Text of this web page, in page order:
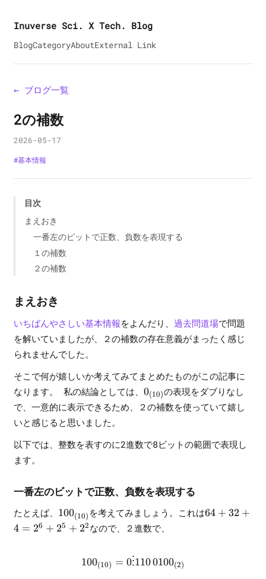
Inuverse Sci. X Tech. Blog
BlogCategoryAboutExternal Link
← ブログ一覧
2の補数
2026-05-17
#基本情報
目次
まえおき
一番左のビットで正数、負数を表現する
１の補数
２の補数
まえおき
いちばんやさしい基本情報をよんだり、 過去問道場で問題
を解いていましたが、２の補数の存在意義がまったく感じ
られませんでした。
そこで何が嬉しいか考えてみてまとめたものがこの記事に
なります。 私の結論としては、 0_{(10)}
0(10)の表現をダブりなし
で、一意的に表示できるため、２の補数を使っていて嬉し
いと感じると思いました。
以下では、整数を表すのに2進数で8ビットの範囲で表現し
ます。
一番左のビットで正数、負数を表現する
たとえば、 100_{(10)}
100(10) を考えてみましょう。これは64
64 + 32 +
4 = 26 + 25 + 22 なので、２進数で、
100_{(10)} =
100(10) = 0⋮1100100(2)